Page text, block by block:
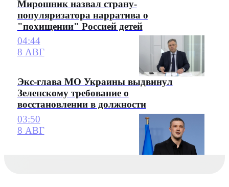
Мирошник назвал страну-
популяризатора нарратива о
"похищении" Россией детей
04:44
8 АВГ
Экс-глава МО Украины выдвинул
Зеленскому требование о
восстановлении в должности
03:50
8 АВГ